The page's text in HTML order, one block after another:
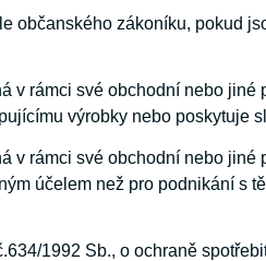
občanského zákoníku, pokud
v rámci své obchodní nebo jiné
výrobky nebo poskytuje
v rámci své obchodní nebo jiné
účelem než pro podnikání s
1992 Sb., o ochraně